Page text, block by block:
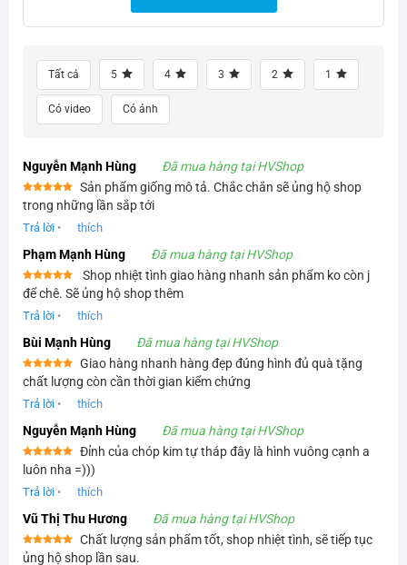
Tất cả 5 4 3 2 1
Có video Có ảnh
Nguyễn Mạnh Hùng Đã mua hàng tại HVShop
Được xếp
hạng5 5
sao
Sản phẩm giống mô tả. Chắc chắn sẽ ủng hộ shop
trong những lần sắp tới
Trả lời • thích
Phạm Mạnh Hùng Đã mua hàng tại HVShop
Được xếp
hạng55
sao
Shop nhiệt tình giao hàng nhanh sản phẩm ko còn j
để chê. Sẽ ủng hộ shop thêm
Trả lời • thích
Bùi Mạnh Hùng Đã mua hàng tại HVShop
Được xếp
hạng 55
sao
Giao hàng nhanh hàng đẹp đúng hình đủ quà tặng
chất lượng còn cần thời gian kiểm chứng
Trả lời • thích
Nguyễn Mạnh Hùng Đã mua hàng tại HVShop
Được xếp
hạng 55
sao
Đỉnh của chóp kim tự tháp đây là hình vuông cạnh a
luôn nha =)))
Trả lời • thích
Vũ Thị Thu Hương Đã mua hàng tại HVShop
Được xếp
Chất lượng sản phẩm tốt, shop nhiệt tình, sẽ tiếp tục
ủng hộ shop lần sau.